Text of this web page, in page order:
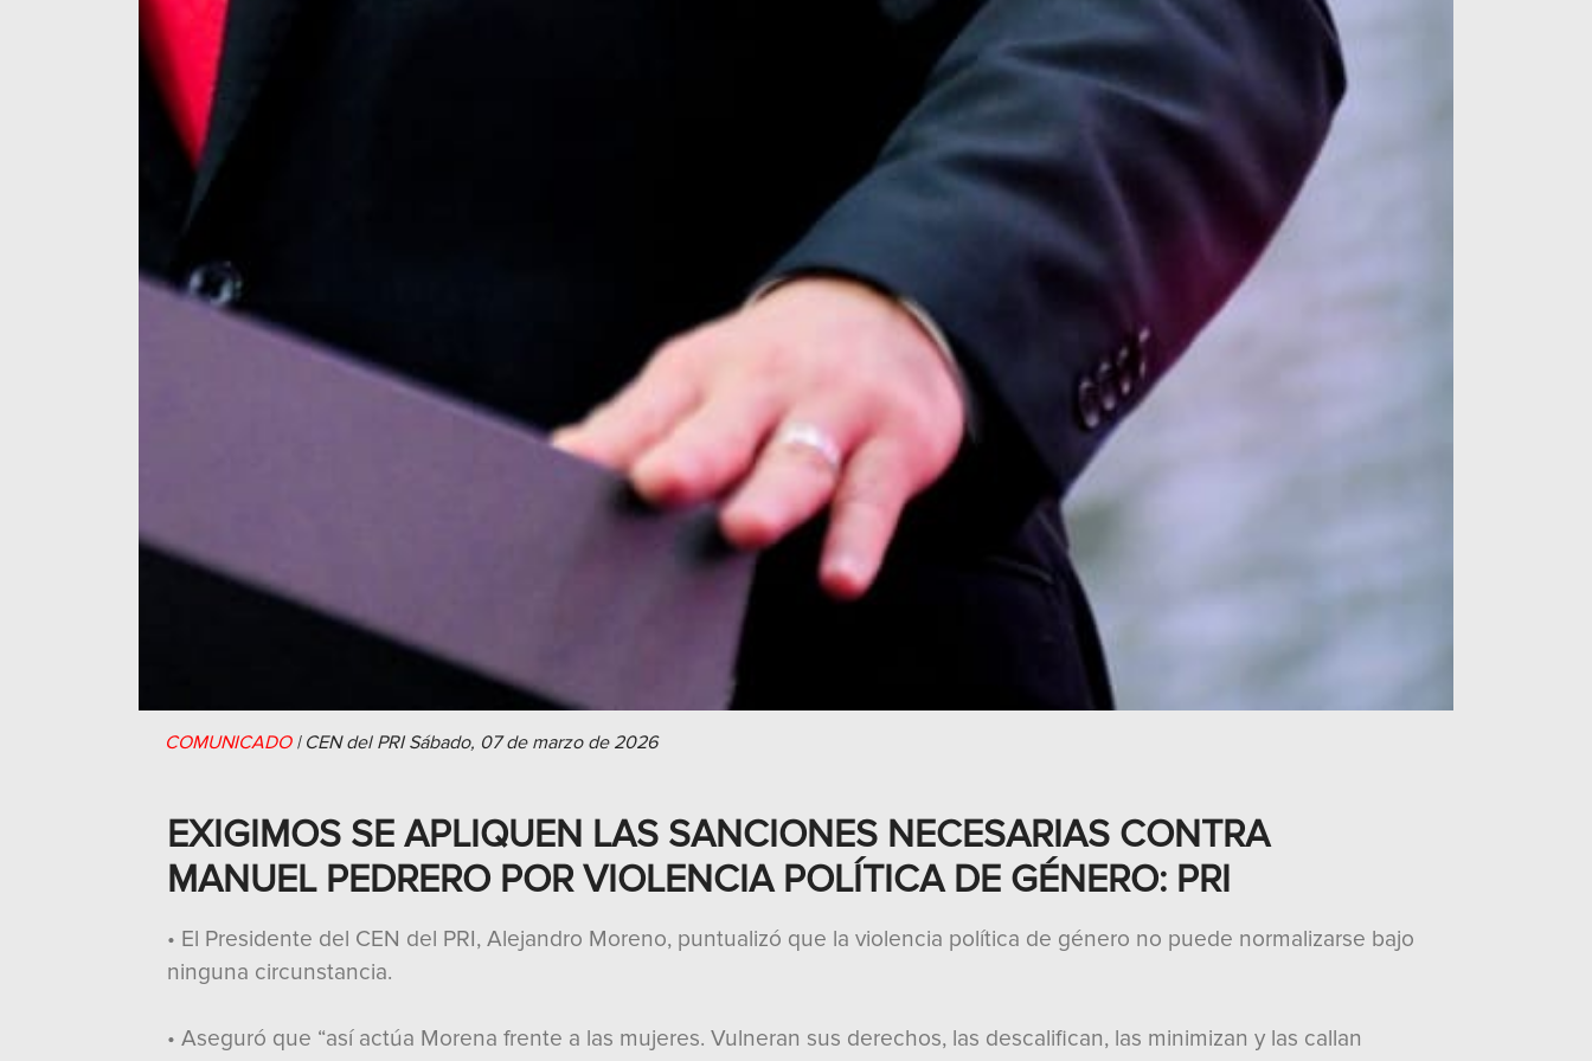
COMUNICADO| CEN del PRI Sábado, 07 de marzo de 2026
EXIGIMOS SE APLIQUEN LAS SANCIONES NECESARIAS CONTRA
MANUEL PEDRERO POR VIOLENCIA POLÍTICA DE GÉNERO: PRI
• El Presidente del CEN del PRI, Alejandro Moreno, puntualizó que la violencia política de género no puede normalizarse bajo
ninguna circunstancia.
• Aseguró que “así actúa Morena frente a las mujeres. Vulneran sus derechos, las descalifican, las minimizan y las callan